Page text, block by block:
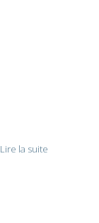
Lire la suite